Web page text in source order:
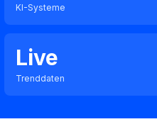
KI-Systeme
Live
Trenddaten